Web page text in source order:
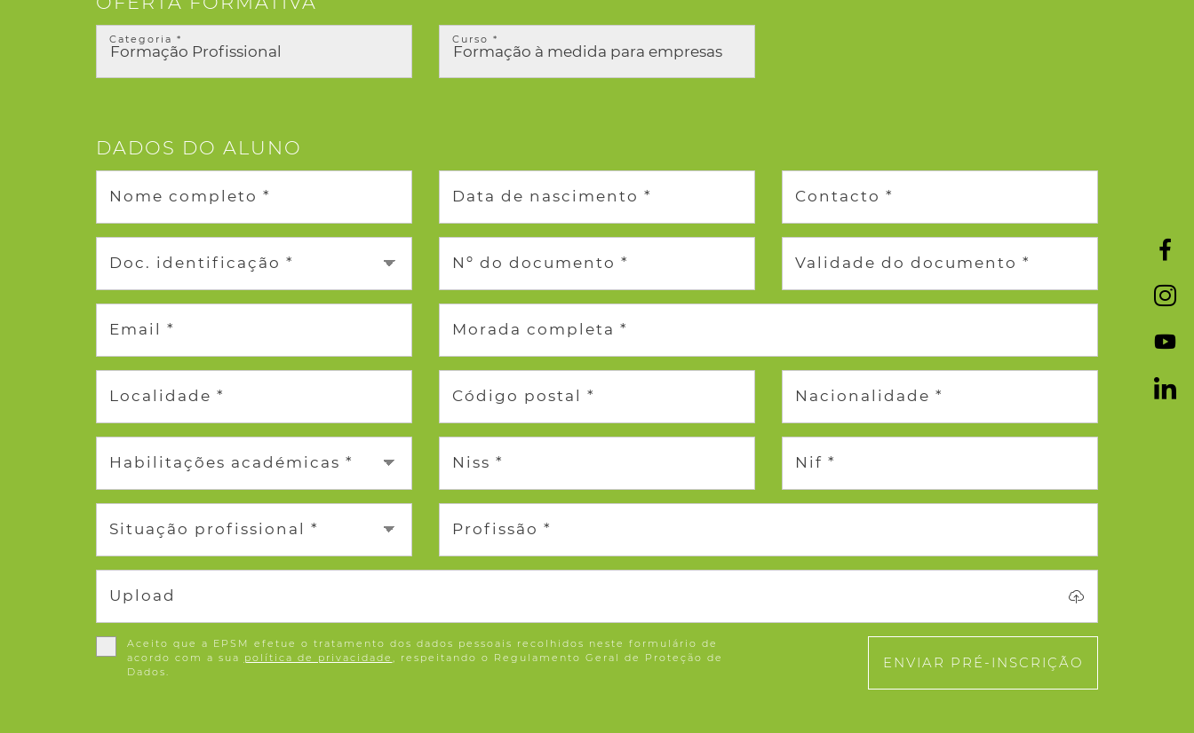
Categoria * Curso *
DADOS DO ALUNO
Nome completo * Data de nascimento * Contacto *
Doc. identificação * Nº do documento * Validade do documento *
Email * Morada completa *
Localidade * Código postal * Nacionalidade *
Habilitações académicas * Niss * Nif *
Situação profissional * Profissão *
Upload
Aceito que a EPSM efetue o tratamento dos dados pessoais recolhidos neste formulário de
acordo com a sua política de privacidade , respeitando o Regulamento Geral de Proteção de
Dados.
ENVIAR PRÉ-INSCRIÇÃO